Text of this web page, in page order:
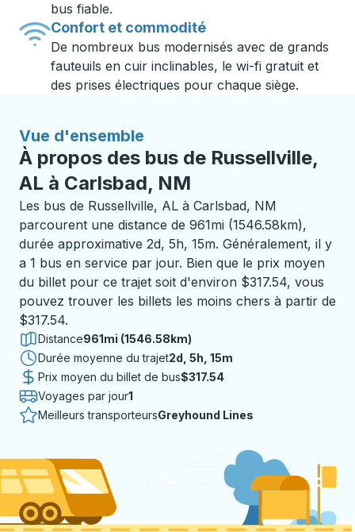
bus fiable.
Confort et commodité
De nombreux bus modernisés avec de grands
fauteuils en cuir inclinables, le wi-fi gratuit et
des prises électriques pour chaque siège.
Vue d'ensemble
À propos des bus de Russellville,
AL à Carlsbad, NM
Les bus de Russellville, AL à Carlsbad, NM
parcourent une distance de 961mi (1546.58km),
durée approximative 2d, 5h, 15m. Généralement, il y
a 1 bus en service par jour. Bien que le prix moyen
du billet pour ce trajet soit d'environ $317.54, vous
pouvez trouver les billets les moins chers à partir de
$317.54.
Distance961mi (1546.58km)
Durée moyenne du trajet2 jours 5 heures 15 minutes
2d, 5h, 15m
Prix moyen du billet de bus$317.54
Voyages par jour1
Meilleurs transporteursGreyhound Lines